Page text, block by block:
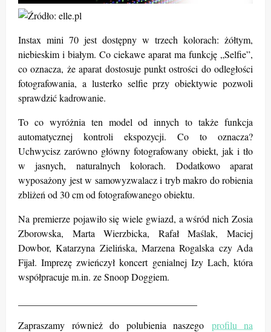
Instax mini 70 jest dostępny w trzech kolorach: żółtym,
niebieskim i białym. Co ciekawe aparat ma funkcję „Selfie”,
co oznacza, że aparat dostosuje punkt ostrości do odległości
fotografowania, a lusterko selfie przy obiektywie pozwoli
sprawdzić kadrowanie.
To co wyróżnia ten model od innych to także funkcja
automatycznej kontroli ekspozycji. Co to oznacza?
Uchwycisz zarówno główny fotografowany obiekt, jak i tło
w jasnych, naturalnych kolorach. Dodatkowo aparat
wyposażony jest w samowyzwalacz i tryb makro do robienia
zbliżeń od 30 cm od fotografowanego obiektu.
Na premierze pojawiło się wiele gwiazd, a wśród nich Zosia
Zborowska, Marta Wierzbicka, Rafał Maślak, Maciej
Dowbor, Katarzyna Zielińska, Marzena Rogalska czy Ada
Fijał. Imprezę zwieńczył koncert genialnej Izy Lach, która
współpracuje m.in. ze Snoop Doggiem.
Zapraszamy również do polubienia naszego profilu na